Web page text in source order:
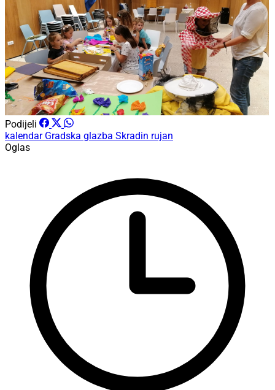
Podijeli
kalendar Gradska glazba Skradin rujan
Oglas